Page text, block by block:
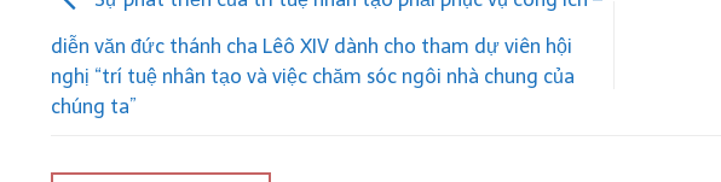
diễn văn đức thánh cha Lêô XIV dành cho tham dự viên hội
nghị “trí tuệ nhân tạo và việc chăm sóc ngôi nhà chung của
chúng ta”